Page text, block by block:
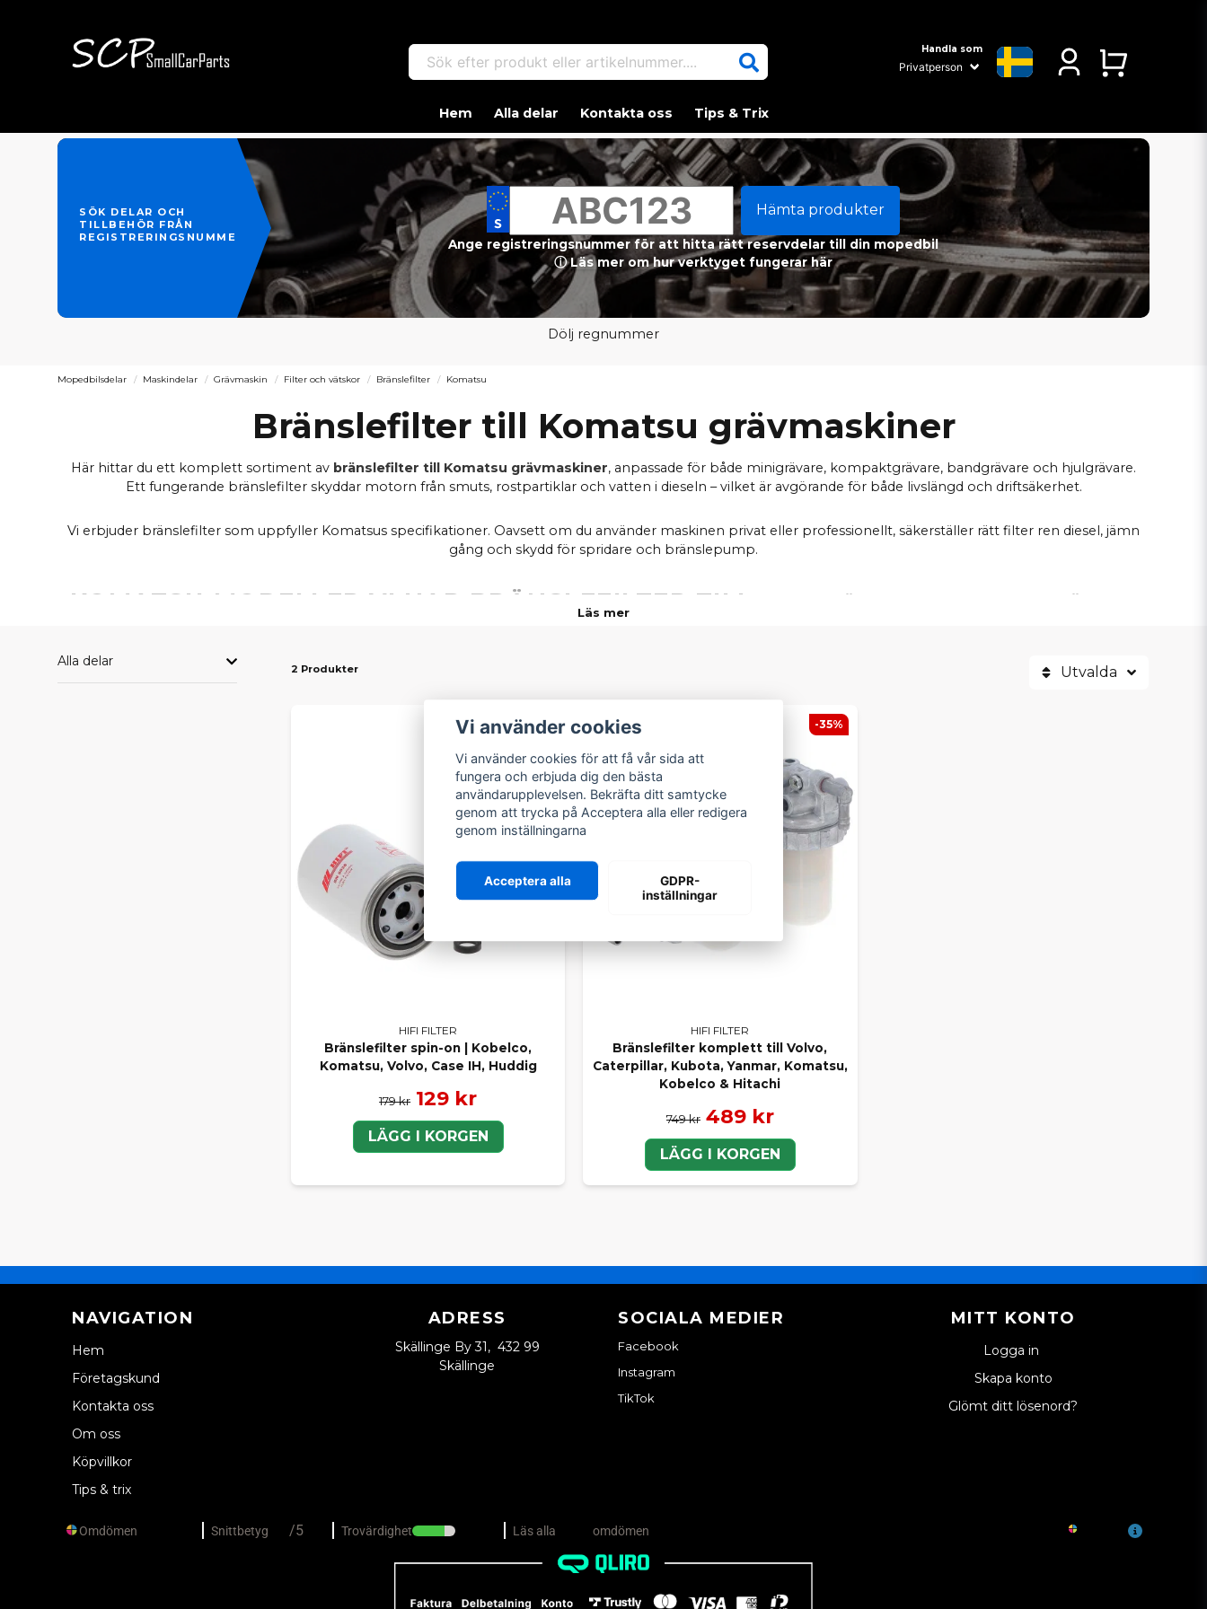
Sök efter produkt eller artikelnummer.... Handla som
Hem Alla delar Kontakta oss Tips & Trix
SÖK DELAR OCH
TILLBEHÖR FRÅN
REGISTRERINGSNUMMER
Hämta produkter
Ange registreringsnummer för att hitta rätt reservdelar till din mopedbil
ⓘ Läs mer om hur verktyget fungerar här
Dölj regnummer
Mopedbilsdelar Maskindelar Grävmaskin Filter och vätskor Bränslefilter Komatsu
Bränslefilter till Komatsu grävmaskiner
Här hittar du ett komplett sortiment av bränslefilter till Komatsu grävmaskiner, anpassade för både minigrävare, kompaktgrävare, bandgrävare och hjulgrävare.
Ett fungerande bränslefilter skyddar motorn från smuts, rostpartiklar och vatten i dieseln – vilket är avgörande för både livslängd och driftsäkerhet.
Vi erbjuder bränslefilter som uppfyller Komatsus specifikationer. Oavsett om du använder maskinen privat eller professionellt, säkerställer rätt filter ren diesel, jämn
gång och skydd för spridare och bränslepump.
KOMATSU-MODELLER VI HAR BRÄNSLEFILTER TILL
PC15MRX-1, PC15R-8
PC18MR-2, PC18MR-3
PC20MR-2, PC20-7
PC26MR-3
PC27R-8, PC27MR-2
PC30MR-2
PC45-1E, PC45R-8
PC50MR-2
PC60-7, PC60-7B
PC78MR-6, PC78US MR-6, PC78US-6, PC78US-8
PC128US-2
PC130-5, PC130-6K, PC130-7K, PC130-8
PC138US-2, PC138US-8, PC138USLC-10, PC138US-11
BANDGRÄVARE
PC160LC-7, PC160LC-7EO
PC180LC-6, PC180LC-7, PC180LC-7EO
HJULGRÄVARE (PW-SERIEN)
PW75, PW75-1, PW75R-2
PW95, PW95-1
ÖVRIGA KOMATSU-MODELLER
Insatsfilter / patronfilter
VARFÖR BYTA BRÄNSLEFILTER I TID?
Skyddar spridare och högtryckspump
Läs mer
Alla delar 2 Produkter Utvalda
HIFI FILTER
Bränslefilter spin-on | Kobelco,
Komatsu, Volvo, Case IH, Huddig
179 kr 129 kr
LÄGG I KORGEN
-28%
HIFI FILTER
Bränslefilter komplett till Volvo,
Caterpillar, Kubota, Yanmar, Komatsu,
Kobelco & Hitachi
749 kr 489 kr
LÄGG I KORGEN
-35%
NAVIGATION
Hem
Företagskund
Kontakta oss
Om oss
Köpvillkor
Tips & trix
ADRESS
Skällinge By 31, 432 99
Skällinge
SOCIALA MEDIER
Facebook
Instagram
TikTok
MITT KONTO
Logga in
Skapa konto
Glömt ditt lösenord?
Vi använder cookies
Vi använder cookies för att få vår sida att
fungera och erbjuda dig den bästa
användarupplevelsen. Bekräfta ditt samtycke
genom att trycka på Acceptera alla eller redigera
genom inställningarna
Acceptera alla
GDPR-
inställningar